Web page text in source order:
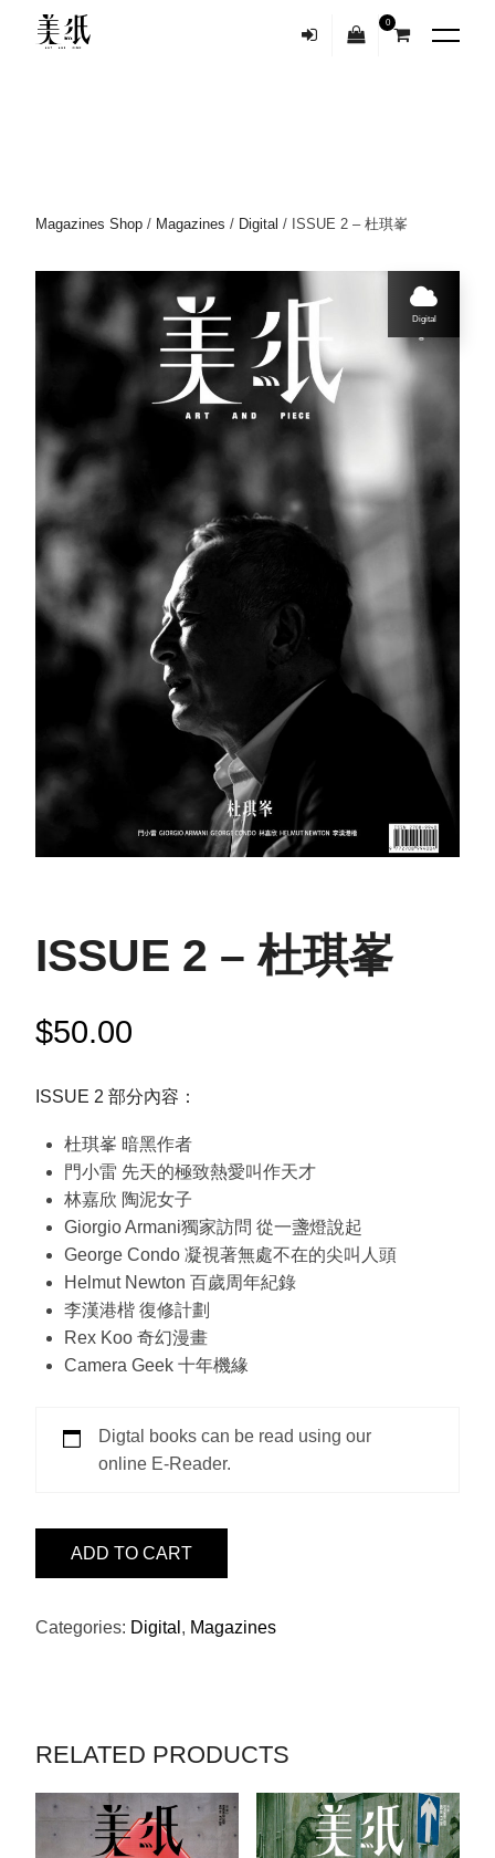
0
Magazines Shop / Magazines / Digital / ISSUE 2 – 杜琪峯
Digital
ISSUE 2 – 杜琪峯
$50.00
ISSUE 2 部分內容：
杜琪峯 暗黑作者
門小雷 先天的極致熱愛叫作天才
林嘉欣 陶泥女子
Giorgio Armani獨家訪問 從一盞燈說起
George Condo 凝視著無處不在的尖叫人頭
Helmut Newton 百歲周年紀錄
李漢港楷 復修計劃
Rex Koo 奇幻漫畫
Camera Geek 十年機緣
Digtal books can be read using our
online E-Reader.
杜
ADD TO CART
Categories: Digital , Magazines
RELATED PRODUCTS